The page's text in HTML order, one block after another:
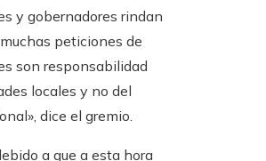
y gobernadores rindan
peticiones de
son responsabilidad
locales y no del
dice el gremio.
a que a esta hora